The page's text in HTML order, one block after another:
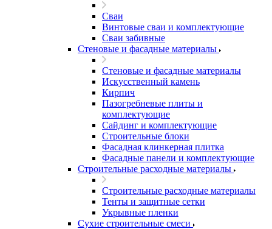
Сваи
Винтовые сваи и комплектующие
Сваи забивные
Стеновые и фасадные материалы
Стеновые и фасадные материалы
Искусственный камень
Кирпич
Пазогребневые плиты и
комплектующие
Сайдинг и комплектующие
Строительные блоки
Фасадная клинкерная плитка
Фасадные панели и комплектующие
Строительные расходные материалы
Строительные расходные материалы
Тенты и защитные сетки
Укрывные пленки
Сухие строительные смеси